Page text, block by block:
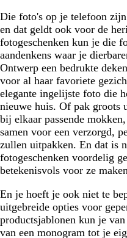
Die foto's op je telefoon
en dat geldt ook voor de
fotogeschenken kun je die
aandenkens waar je
Ontwerp een bedrukte
voor al haar favoriete
elegante ingelijste foto die
nieuwe huis. Of pak groots
bij elkaar passende
samen voor een verzorgd,
zullen uitpakken. En dat is
fotogeschenken voordelig
betekenisvols voor ze
En je hoeft je ook niet te
uitgebreide opties voor
productsjablonen kun je
van een monogram tot je